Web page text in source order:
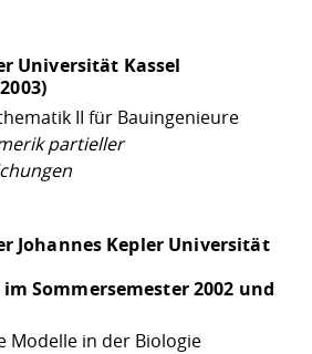
Universität Kassel
II für Bauingenieure
partieller
Johannes Kepler Universität
Sommersemester 2002 und
Modelle in der Biologie